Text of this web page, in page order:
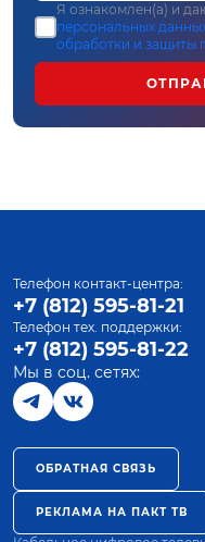
Я ознакомлен(а) и
персональных
обработки и защиты
Телефон контакт-центра:
+7 (812) 595-81-21
Телефон тех. поддержки:
+7 (812) 595-81-22
Мы в соц. сетях:
ОБРАТНАЯ СВЯЗЬ
РЕКЛАМА НА ПАКТ ТВ